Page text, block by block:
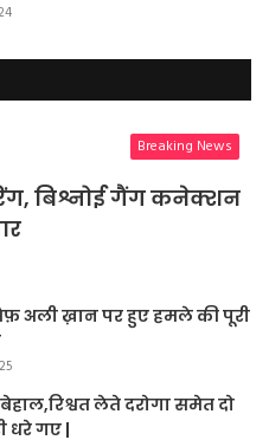
Breaking News
बिश्नोई गैंग कनेक्शन
अली ख़ान पर हुए हमले की पूरी
लेते दरोगा समेत दो
धरे गए |